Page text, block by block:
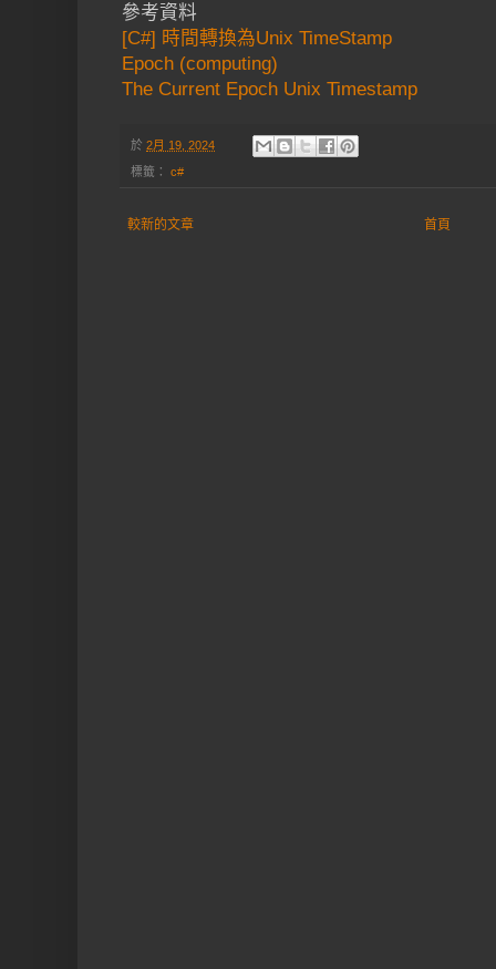
參考資料
[C#] 時間轉換為Unix TimeStamp
Epoch (computing)
The Current Epoch Unix Timestamp
於 2月 19, 2024
標籤： c#
較新的文章 首頁